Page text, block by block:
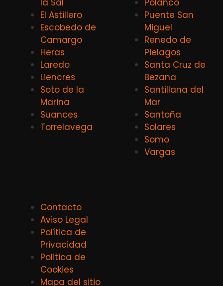
la Sal
El Astillero
Escobedo de
Camargo
Heras
Laredo
Liencres
Soto de la
Marina
Suances
Torrelavega
Polanco
Puente San
Miguel
Renedo de
Pielagos
Santa Cruz de
Bezana
Santillana del
Mar
Santoña
Solares
Somo
Vargas
Contacto
Aviso Legal
Política de
Privacidad
Politica de
Cookies
Mapa del sitio